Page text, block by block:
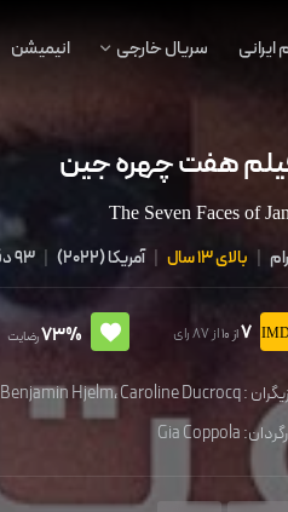
ایرانی سریال خارجی انیمیشن
هفت چهره جین
The Seven Faces of
| بالای 13 سال | آمریکا(
2022
)
|
7از 10 از 87 رای 73%رضایت
:
Benjamin Hjelm،Caroline Ducrocq
Gia Coppola